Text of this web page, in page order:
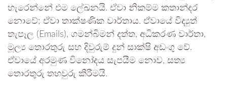
හැරෙන්නේ එම ලේඛනයි. ඒවා නිකම්ම කතාන්දර
නොවේ; ඒවා තාක්ෂණික වාර්තාය. ඒවායේ විද්‍යුත්
තැපෑල (Emails), ගමන්බිමන් දත්ත, අධිකරණ වාර්තා,
මූල්‍ය තොරතුරු සහ දිවුරුම් දුන් සාක්ෂි අඩංගු වේ.
ඒවායේ අරමුණ විනෝදය සැපයීම නොව, සත්‍ය
තොරතුරු තහවුරු කිරීමයි.